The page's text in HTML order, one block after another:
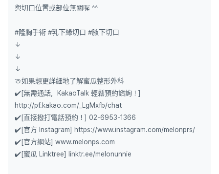
與切口位置或部位無關喔 ^^
#隆胸手術 #乳下緣切口 #腋下切口
↓
↓
↓
🍈如果想更詳細地了解蜜瓜整形外科
✔️[無需通話，KakaoTalk 輕鬆預約諮詢！]
http://pf.kakao.com/_LgMxfb/chat
✔️[直接撥打電話預約！] 02-6953-1366
✔️[官方 Instagram] https://www.instagram.com/melonprs/
✔️[官方網站] www.melonps.com
✔️[蜜瓜 Linktree] linktr.ee/melonunnie